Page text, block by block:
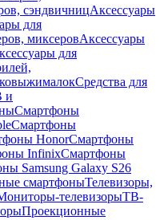
сэндвичницАксессуары
для
миксеровАксессуары
для
Средства для
и
Смартфоны
Смартфоны
HonorСмартфоны
InfinixСмартфоны
Samsung Galaxy S26
смартфоныТелевизоры,
телевизорыТВ-
Проекционные